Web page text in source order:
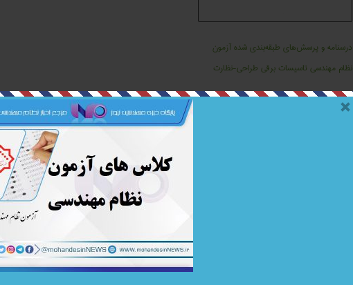
درسنامه و پرسش‌های طبقه‌بندی شده آزمون
نظام مهندسی تاسیسات برقی طراحی-نظارت